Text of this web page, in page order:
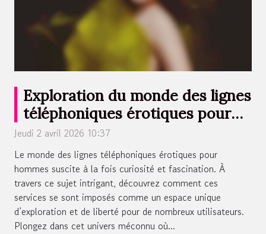
Exploration du monde des lignes
téléphoniques érotiques pour
hommes
Jeudi 2 avril 2026 10:37
Le monde des lignes téléphoniques érotiques pour
hommes suscite à la fois curiosité et fascination. À
travers ce sujet intrigant, découvrez comment ces
services se sont imposés comme un espace unique
d’exploration et de liberté pour de nombreux utilisateurs.
Plongez dans cet univers méconnu où...